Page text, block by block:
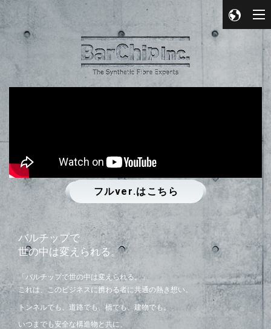
フルver.はこちら
バルチ ップで
世の中は変え られる。
「 バルチ ッ プで世の中は変えられる。」
こ れは、 こ のビジネスに携わる者に共通の熱き 想い。
ト ンネ ルでも 道路でも、橋でも 、 建物でも 。
いつまでも安全な構造物 と 共に、